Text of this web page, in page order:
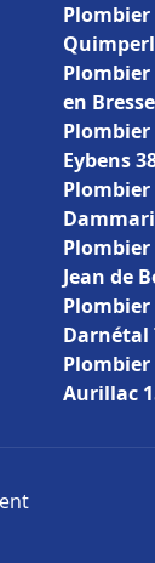
en
Eybens
Jean de
Darnétal
Aurillac